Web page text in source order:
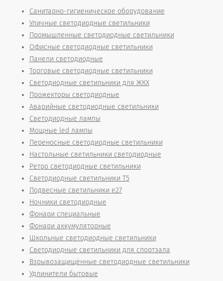
Санитарно-гигиеническое оборудование
Уличные светодиодные светильники
Промышленные светодиодные светильники
Офисные светодиодные светильники
Панели светодиодные
Торговые светодиодные светильники
Светодиодные светильники для ЖКХ
Прожекторы светодиодные
Аварийные светодиодные светильники
Светодиодные лампы
Мощные led лампы
Переносные светодиодные светильники
Настольные светильники светодиодные
Ретро светодиодные светильники
Светодиодные светильники T5
Подвесные светильники е27
Ночники светодиодные
Фонари специальные
Фонари аккумуляторные
Школьные светодиодные светильники
Светодиодные светильники для спортзала
Взрывозащищённые светодиодные светильники
Удлинители бытовые